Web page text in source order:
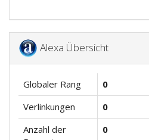
Alexa Übersicht
Globaler Rang
0
Verlinkungen
0
Anzahl der
0